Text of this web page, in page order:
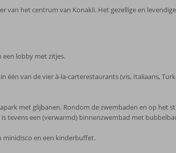
het centrum van Konakli. Het gezellige en
een lobby met zitjes.
van de vier à-la-carterestaurants (vis, Italiaans,
met glijbanen. Rondom de zwembaden en op het
tevens een (verwarmd) binnenzwembad met
minidisco en een kinderbuffet.